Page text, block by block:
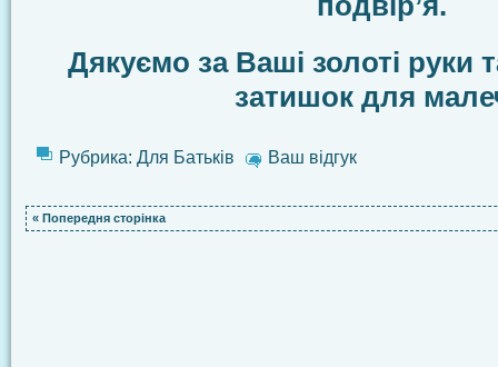
Дякуємо за Ваші золоті руки
затишок для
Рубрика: Для Батьків Ваш відгук
« Попередня сторінка